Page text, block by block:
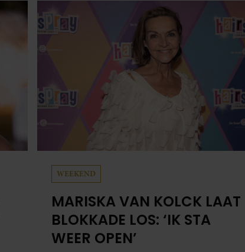
WEEKEND
MARISKA VAN KOLCK LAAT
BLOKKADE LOS: ‘IK STA
WEER OPEN’